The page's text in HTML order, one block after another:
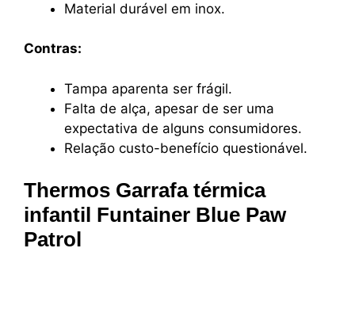
Material durável em inox.
Contras:
Tampa aparenta ser frágil.
Falta de alça, apesar de ser uma
expectativa de alguns consumidores.
Relação custo-benefício questionável.
Thermos Garrafa térmica
infantil Funtainer Blue Paw
Patrol